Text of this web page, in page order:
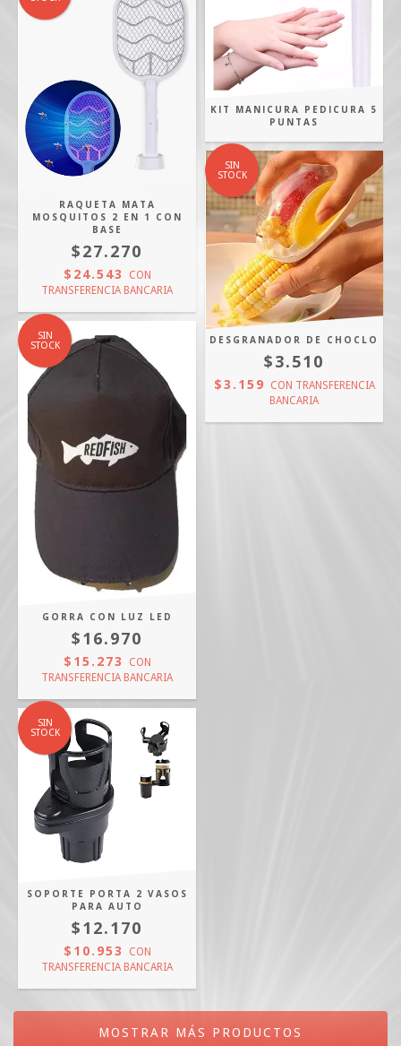
RAQUETA MATA
MOSQUITOS 2 EN 1 CON
BASE
$27.270
$24.543
CON
TRANSFERENCIA BANCARIA
SIN
STOCK
GORRA CON LUZ LED
$16.970
$15.273
CON
TRANSFERENCIA BANCARIA
KIT MANICURA PEDICURA 5
PUNTAS
SIN
STOCK
SOPORTE PORTA 2 VASOS
PARA AUTO
$12.170
$10.953
CON
TRANSFERENCIA BANCARIA
SIN
STOCK
DESGRANADOR DE CHOCLO
$3.510
$3.159 CON TRANSFERENCIA
BANCARIA
MOSTRAR MÁS PRODUCTOS